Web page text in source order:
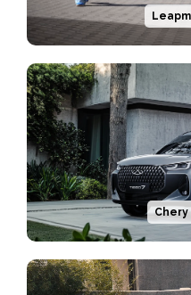
Chery